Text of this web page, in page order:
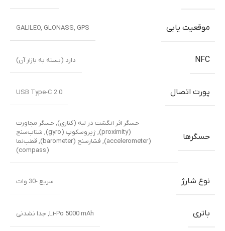
موقعیت یابی GALILEO, GLONASS, GPS
NFC دارد (بسته به بازار آن)
پورت اتصال USB Type-C 2.0
حسگرها
حسگر اثر انگشت در لبه (کناری),حسگر مجاورت
(proximity)
,ژیروسکوپ (gyro) , شتاب‌سنج
(accelerometer)
, فشارسنج (barometer) , قطب‌نما
(compass)
نوع شارژ سریع -30 وات
باتری Li-Po 5000 mAh, جدا نشدنی